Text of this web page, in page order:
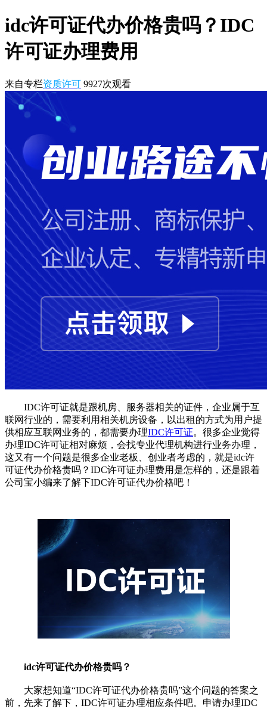
idc许可证代办价格贵吗？IDC
许可证办理费用
来自专栏资质许可 9927次观看
IDC许可证就是跟机房、服务器相关的证件，企业属于互
联网行业的，需要利用相关机房设备，以出租的方式为用户提
供相应互联网业务的，都需要办理IDC许可证。很多企业觉得
办理IDC许可证相对麻烦，会找专业代理机构进行业务办理，
这又有一个问题是很多企业老板、创业者考虑的，就是idc许
可证代办价格贵吗？IDC许可证办理费用是怎样的，还是跟着
公司宝小编来了解下IDC许可证代办价格吧！
idc许可证代办价格贵吗？
大家想知道“IDC许可证代办价格贵吗”这个问题的答案之
前，先来了解下，IDC许可证办理相应条件吧。申请办理IDC